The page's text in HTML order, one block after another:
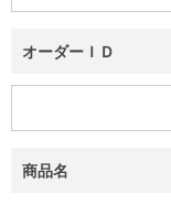
オーダーＩＤ
商品名